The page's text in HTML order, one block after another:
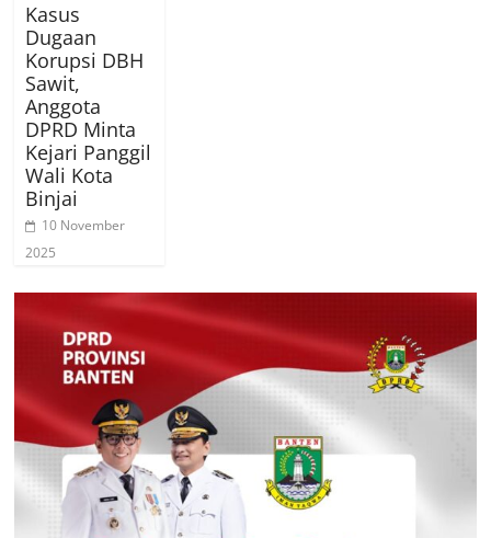
Kasus
Dugaan
Korupsi DBH
Sawit,
Anggota
DPRD Minta
Kejari Panggil
Wali Kota
Binjai
10 November
2025